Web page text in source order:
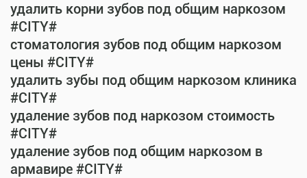
удалить корни зубов под общим наркозом
#CITY#
стоматология зубов под общим наркозом
цены #CITY#
удалить зубы под общим наркозом клиника
#CITY#
удаление зубов под наркозом стоимость
#CITY#
удаление зубов под общим наркозом в
армавире #CITY#